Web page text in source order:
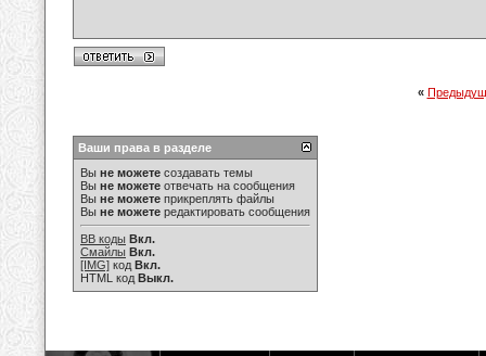
«
Ваши права в разделе
Вы не можете создавать темы
Вы не можете отвечать на сообщения
Вы не можете прикреплять файлы
Вы не можете редактировать сообщения
BB коды Вкл.
Смайлы Вкл.
[IMG] код Вкл.
HTML код Выкл.